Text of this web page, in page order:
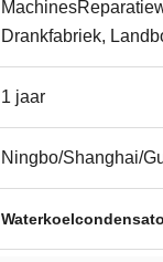
Drankfabriek,
1 jaar
Ningbo/Shanghai/